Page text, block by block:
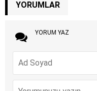
YORUMLAR
YORUM YAZ